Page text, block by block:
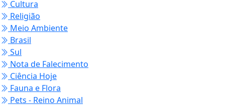
Cultura
Religião
Meio Ambiente
Brasil
Sul
Nota de Falecimento
Ciência Hoje
Fauna e Flora
Pets - Reino Animal